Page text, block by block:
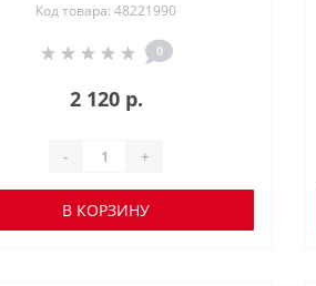
Код товара: 48221990
0
2 120 р.
- +
В КОРЗИНУ